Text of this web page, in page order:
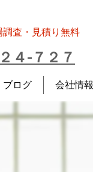
調査・見積り無料
４-７２７
ブログ 会社情報